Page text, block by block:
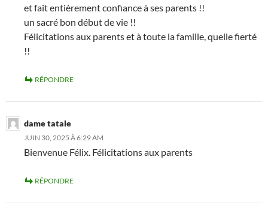
et fait entièrement confiance à ses parents !!
un sacré bon début de vie !!
Félicitations aux parents et à toute la famille, quelle fierté
!!
RÉPONDRE
dame tatale
JUIN 30, 2025 À 6:29 AM
Bienvenue Félix. Félicitations aux parents
RÉPONDRE